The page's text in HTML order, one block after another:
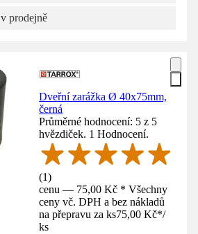
prodejně
Dveřní zarážka Ø 40x75mm,
černá
Průměrné hodnocení: 5 z 5
hvězdiček. 1 Hodnocení.
(1)
cenu — 75,00 Kč * Všechny
ceny vč. DPH a bez nákladů
na přepravu za ks75,00 Kč*/
ks